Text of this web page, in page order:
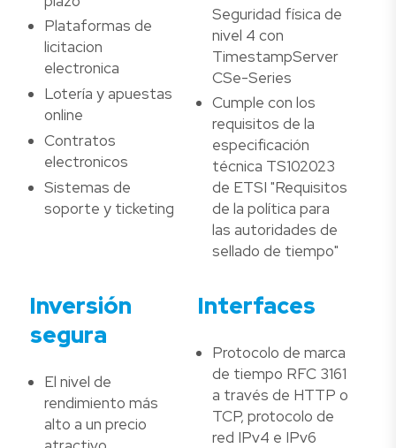
Plataformas de
licitacion
electronica
Lotería y apuestas
online
Contratos
electronicos
Sistemas de
soporte y ticketing
Seguridad física de
nivel 4 con
TimestampServer
CSe-Series
Cumple con los
requisitos de la
especificación
técnica TS102023
de ETSI "Requisitos
de la política para
las autoridades de
sellado de tiempo"
Inversión
segura
El nivel de
rendimiento más
alto a un precio
Interfaces
Protocolo de marca
de tiempo RFC 3161
a través de HTTP o
TCP, protocolo de
red IPv4 e IPv6